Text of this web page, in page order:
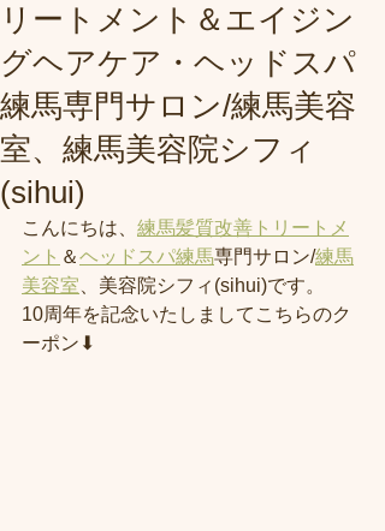
リートメント＆エイジン
グヘアケア・ヘッドスパ
練馬専門サロン/練馬美容
室、練馬美容院シフィ
(sihui)
こんにちは、 練馬髪質改善トリートメ
ント ＆ヘッドスパ練馬専門サロン/練馬
美容室 、美容院シフィ(sihui)です。
10周年を記念いたしましてこちらのク
ーポン⬇︎